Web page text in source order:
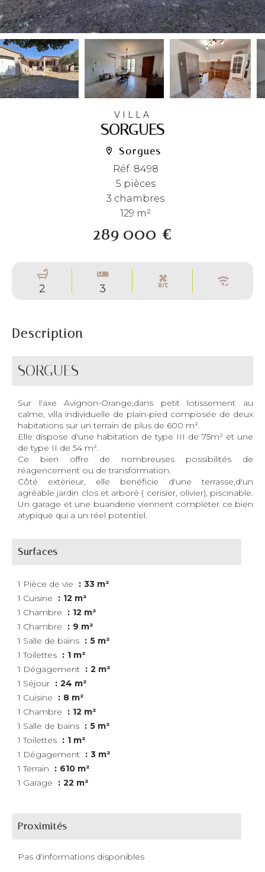
VILLA
SORGUES
Sorgues
Réf. 8498
5 pièces
3 chambres
129 m²
289 000 €
2 3
Description
SORGUES
Sur l'axe Avignon-Orange,dans petit lotissement au
calme, villa individuelle de plain-pied composée de deux
habitations sur un terrain de plus de 600 m².
Elle dispose d'une habitation de type III de 75m² et une
de type II de 54 m².
Ce bien offre de nombreuses possibilités de
réagencement ou de transformation.
Côté extèrieur, elle benéficie d'une terrasse,d'un
agréable jardin clos et arboré ( cerisier, olivier), piscinable.
Un garage et une buanderie viennent compléter ce bien
atypique qui a un réel potentiel.
Surfaces
1 Pièce de vie
33 m²
1 Cuisine
12 m²
1 Chambre
12 m²
1 Chambre
9 m²
1 Salle de bains
5 m²
1 Toilettes
1 m²
1 Dégagement
2 m²
1 Séjour
24 m²
1 Cuisine
8 m²
1 Chambre
12 m²
1 Salle de bains
5 m²
1 Toilettes
1 m²
1 Dégagement
3 m²
1 Terrain
610 m²
1 Garage
22 m²
Proximités
Pas d'informations disponibles